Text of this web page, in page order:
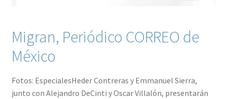
Migran, Periódico CORREO de
México
Fotos: EspecialesHeder Contreras y Emmanuel Sierra,
junto con Alejandro DeCinti y Oscar Villalón, presentarán